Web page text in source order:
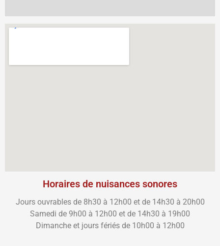
Horaires de nuisances sonores
Jours ouvrables de 8h30 à 12h00 et de 14h30 à 20h00
Samedi de 9h00 à 12h00 et de 14h30 à 19h00
Dimanche et jours fériés de 10h00 à 12h00